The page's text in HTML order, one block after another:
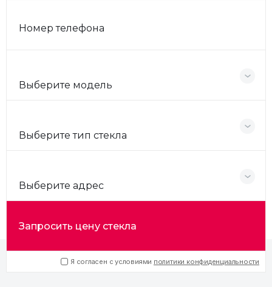
Номер телефона
Выберите модель
Выберите тип стекла
Выберите адрес
Запросить цену стекла
Я согласен с условиями политики конфиденциальности